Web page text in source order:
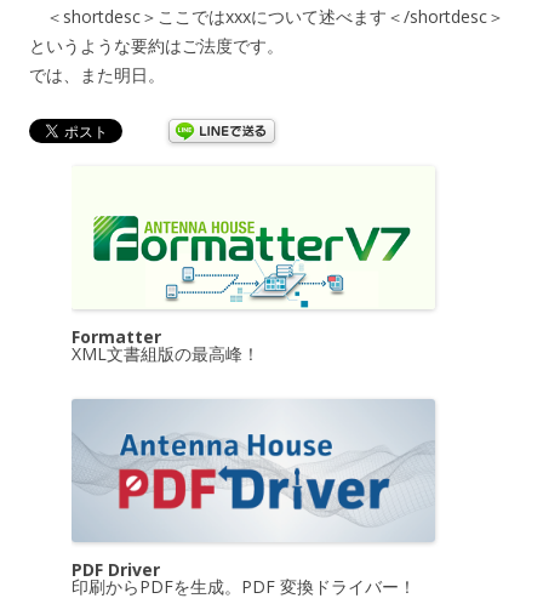
＜shortdesc＞ここではxxxについて述べます＜/shortdesc＞
というような要約はご法度です。
では、また明日。
Formatter
XML文書組版の最高峰！
PDF Driver
印刷からPDFを生成。PDF 変換ドライバー！